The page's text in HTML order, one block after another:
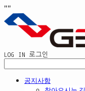
""
LOG IN 로그인
공지사항